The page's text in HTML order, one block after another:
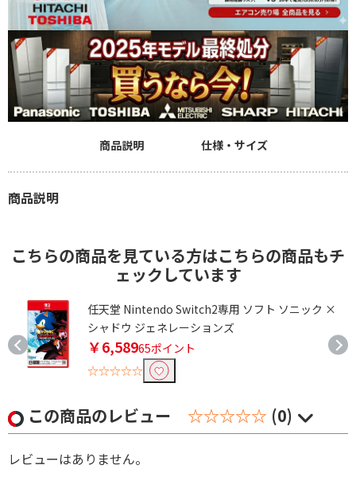
商品説明 仕様・サイズ
商品説明
こちらの商品を見ている方はこちらの商品もチ
ェックしています
任天堂 Nintendo Switch2専用 ソフト ソニック ×
シャドウ ジェネレーションズ
￥6,58965ポイント
☆☆☆☆☆
この商品のレビュー ☆☆☆☆☆ (0)
レビューはありません。